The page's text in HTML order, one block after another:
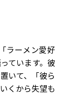
ラーメン愛好
ています。彼
いて、「彼ら
くから失望も